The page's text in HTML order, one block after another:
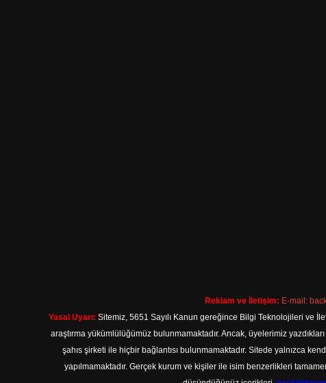
Reklam ve İletişim: E-mail:
Yasal Uyarı: Sitemiz, 5651 Sayılı Kanun gereğince Bilgi Teknolojileri ve
araştırma yükümlülüğümüz bulunmamaktadır. Ancak, üyelerimiz
şahıs şirketi ile hiçbir bağlantısı bulunmamaktadır. Sitede yalnızca
yapılmamaktadır. Gerçek kurum ve kişiler ile isim benzerlikleri